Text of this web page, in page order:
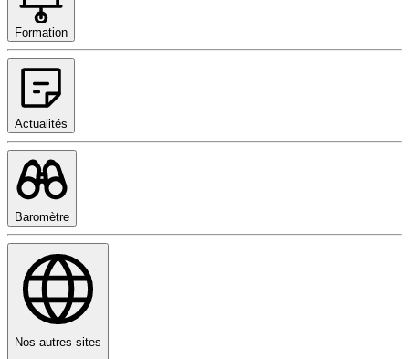
Formation
Actualités
Baromètre
Nos autres sites